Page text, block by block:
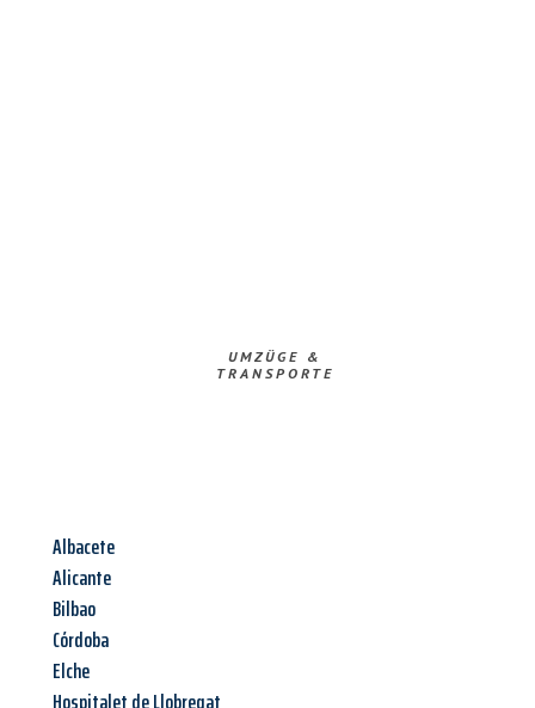
UMZÜGE &
TRANSPORTE
Albacete
Alicante
Bilbao
Córdoba
Elche